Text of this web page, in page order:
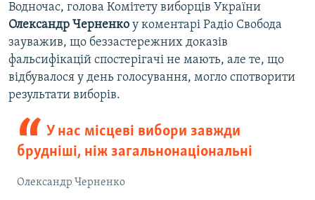
Водночас, голова Комітету виборців України
Олександр Черненко у коментарі Радіо Свобода
зауважив, що беззастережних доказів
фальсифікацій спостерігачі не мають, але те, що
відбувалося у день голосування, могло спотворити
результати виборів.
У нас місцеві вибори завжди
брудніші, ніж загальнонаціональні
Олександр Черненко